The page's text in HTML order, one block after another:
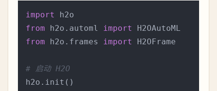
import
from h2o.automl import
from h2o.frames import H2OFrame
# 启动 H2O
h2o.init()